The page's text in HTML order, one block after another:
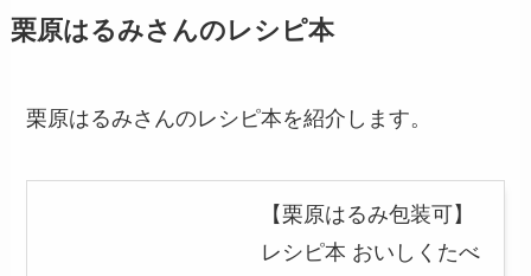
栗原はるみさんのレシピ本
栗原はるみさんのレシピ本を紹介します。
【栗原はるみ包装可】
レシピ本 おいしくたべ